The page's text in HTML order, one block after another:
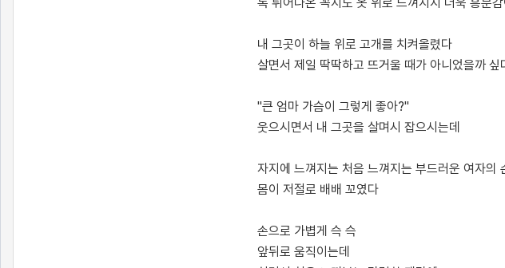
내 그곳이 하늘 위로 고개를 치켜올렸다
살면서 제일 딱딱하고 뜨거울 때가 아니었을까 싶
"큰 엄마 가슴이 그렇게 좋아?"
웃으시면서 내 그곳을 살며시 잡으시는데
자지에 느껴지는 처음 느껴지는 부드러운 여자의
몸이 저절로 배배 꼬였다
손으로 가볍게 슥 슥
앞뒤로 움직이는데